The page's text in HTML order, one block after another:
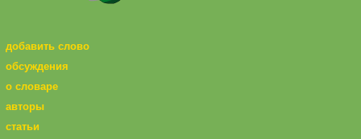
добавить слово
обсуждения
о словаре
авторы
статьи